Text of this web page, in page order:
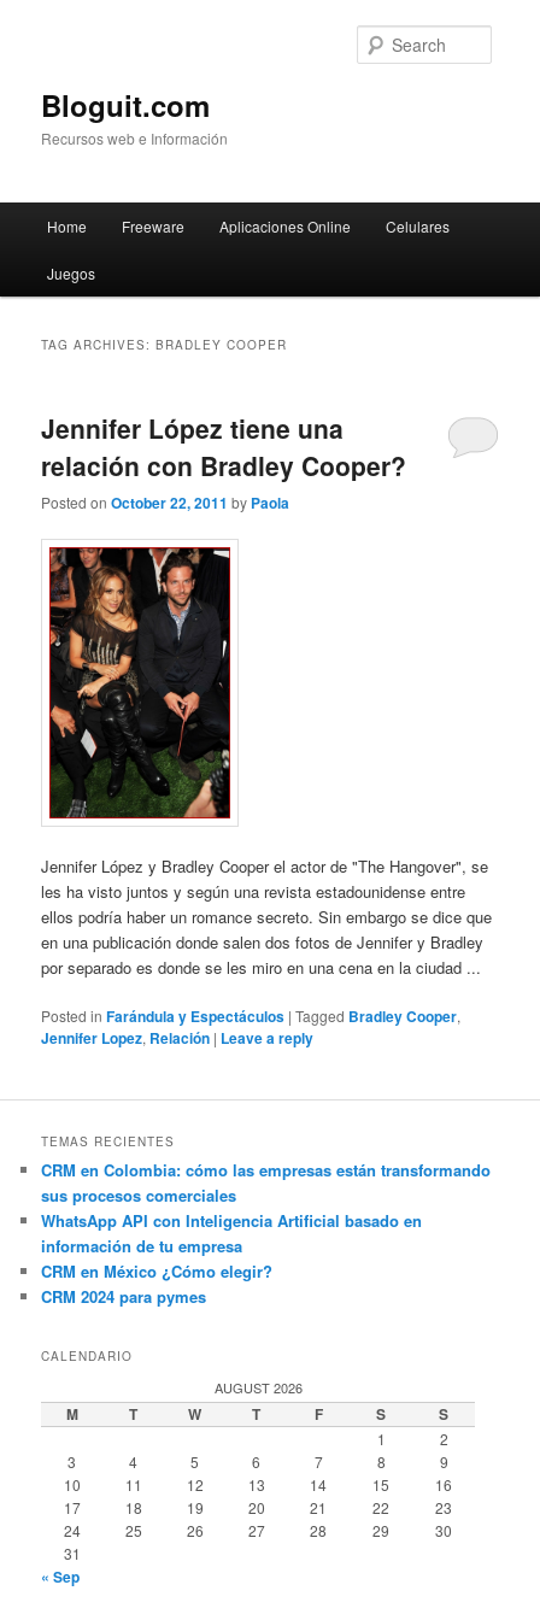
Bloguit.com
Recursos web e Información
Skip
to
Skip
to
Home Freeware Aplicaciones Online Celulares
Juegos
TAG ARCHIVES:BRADLEY COOPER
Jennifer López tiene una
relación con Bradley Cooper?
Posted onOctober 22, 2011 by Paola
Jennifer López y Bradley Cooper el actor de "The Hangover", se
les ha visto juntos y según una revista estadounidense entre
ellos podría haber un romance secreto. Sin embargo se dice que
en una publicación donde salen dos fotos de Jennifer y Bradley
por separado es donde se les miro en una cena en la ciudad ...
Posted in Farándula y Espectáculos |Tagged Bradley Cooper,
Jennifer Lopez, Relación | Leave a reply
TEMAS RECIENTES
CRM en Colombia: cómo las empresas están transformando
sus procesos comerciales
WhatsApp API con Inteligencia Artificial basado en
información de tu empresa
CRM en México ¿Cómo elegir?
CRM 2024 para pymes
CALENDARIO
AUGUST 2026
M T W T F S S
1
2
3
4 5 6 7 8
9
10
11 12 13 14 15
16
17
18 19 20 21 22
23
24
25 26 27 28 29
30
31
« Sep